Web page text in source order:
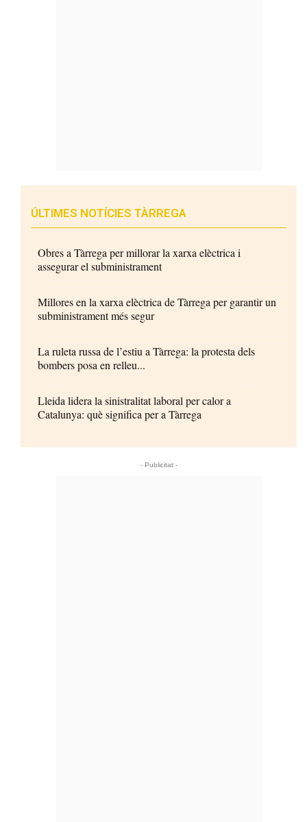
ÚLTIMES NOTÍCIES TÀRREGA
Obres a Tàrrega per millorar la xarxa elèctrica i
assegurar el subministrament
Millores en la xarxa elèctrica de Tàrrega per garantir un
subministrament més segur
La ruleta russa de l’estiu a Tàrrega: la protesta dels
bombers posa en relleu...
Lleida lidera la sinistralitat laboral per calor a
Catalunya: què significa per a Tàrrega
- Publicitat -